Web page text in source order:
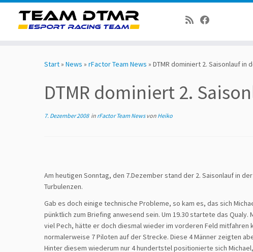
Start» News » rFactor Team News » DTMR dominiert 2. Saisonlauf in
DTMR dominiert 2.
7. Dezember 2008in rFactor Team Newsvon Heiko
Am heutigen Sonntag, den 7.Dezember stand der 2. Saisonlauf in
Turbulenzen.
Gab es doch einige technische Probleme, so kam es, das sich
pünktlich zum Briefing anwesend sein. Um 19.30 startete das
viel Pech, hätte er doch diesmal wieder im vorderen Feld mitfahren
normalerweise 7 Piloten auf der Strecke. Diese 4 Männer zeigten
Hinter diesem wiederum nur 4 hundertstel positionierte sich